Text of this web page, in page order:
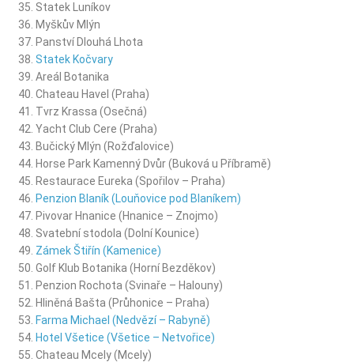
Statek Luníkov
Myškův Mlýn
Panství Dlouhá Lhota
Statek Kočvary
Areál Botanika
Chateau Havel (Praha)
Tvrz Krassa (Osečná)
Yacht Club Cere (Praha)
Bučický Mlýn (Rožďalovice)
Horse Park Kamenný Dvůr (Buková u Příbramě)
Restaurace Eureka (Spořilov – Praha)
Penzion Blaník (Louňovice pod Blaníkem)
Pivovar Hnanice (Hnanice – Znojmo)
Svatební stodola (Dolní Kounice)
Zámek Štiřín (Kamenice)
Golf Klub Botanika (Horní Bezděkov)
Penzion Rochota (Svinaře – Halouny)
Hliněná Bašta (Průhonice – Praha)
Farma Michael (Nedvězí – Rabyně)
Hotel Všetice (Všetice – Netvořice)
Chateau Mcely (Mcely)